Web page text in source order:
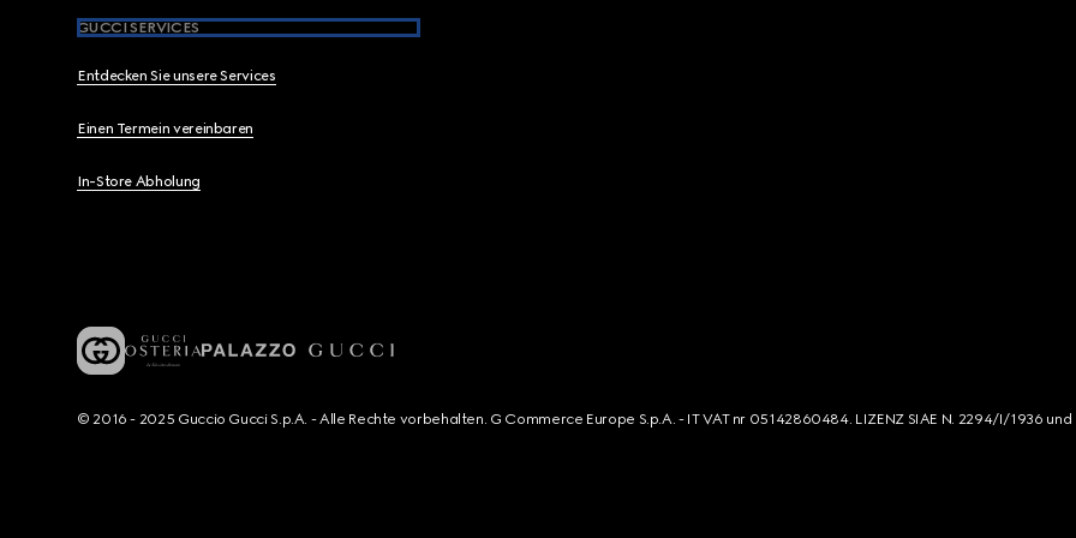
GUCCI SERVICES
Entdecken Sie unsere Services
Einen Termein vereinbaren
In-Store Abholung
© 2016 - 2025 Guccio Gucci S.p.A. - Alle Rechte vorbehalten. G Commerce Europe S.p.A. - IT VAT nr 05142860484. LIZENZ SIAE N. 2294/I/1936